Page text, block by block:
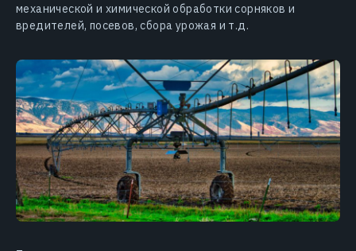
механической и химической обработки сорняков и
вредителей, посевов, сбора урожая и т.д.